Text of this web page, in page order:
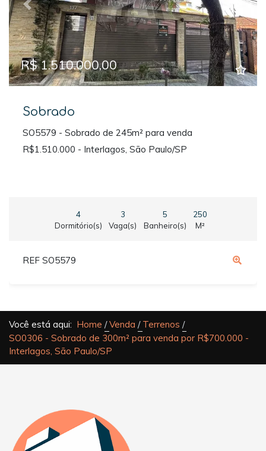
Previous Next
R$ 1.510.000,00
Sobrado
SO5579 - Sobrado de 245m² para venda
R$1.510.000 - Interlagos, São Paulo/SP
4
Dormitório(s)
3
Vaga(s)
5
Banheiro(s)
250
M²
REF SO5579
Você está aqui: Home Venda
Terrenos
SO0306 - Sobrado de 300m² para venda por R$700.000 -
Interlagos, São Paulo/SP